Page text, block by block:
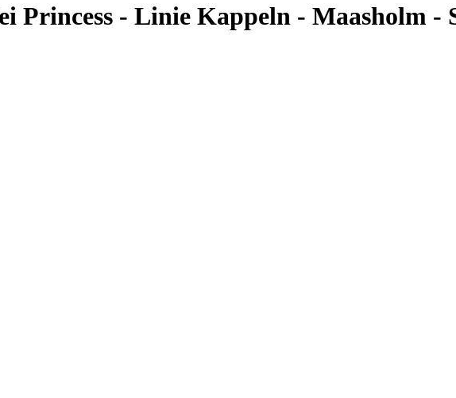
Princess - Linie Kappeln - Maasholm -